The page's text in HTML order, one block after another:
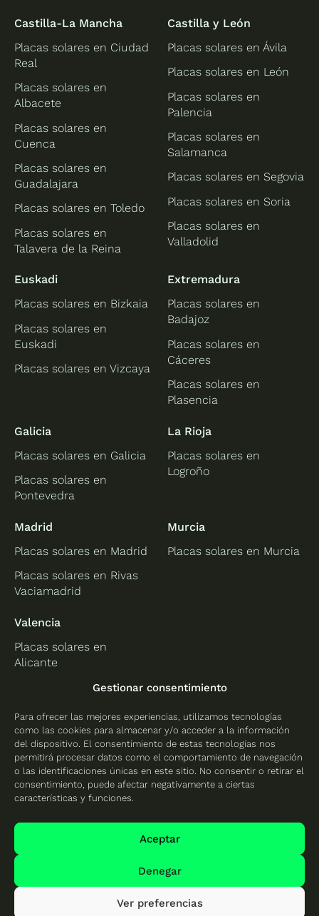
Gestionar consentimiento
Para ofrecer las mejores experiencias, utilizamos tecnologías
como las cookies para almacenar y/o acceder a la información
del dispositivo. El consentimiento de estas tecnologías nos
permitirá procesar datos como el comportamiento de navegación
o las identificaciones únicas en este sitio. No consentir o retirar el
consentimiento, puede afectar negativamente a ciertas
características y funciones.
Aceptar
Denegar
Ver preferencias
Castilla-La Mancha
Placas solares en Ciudad
Real
Placas solares en
Albacete
Placas solares en
Cuenca
Placas solares en
Guadalajara
Placas solares en Toledo
Placas solares en
Talavera de la Reina
Castilla y León
Placas solares en Ávila
Placas solares en León
Placas solares en
Palencia
Placas solares en
Salamanca
Placas solares en Segovia
Placas solares en Soria
Placas solares en
Valladolid
Euskadi
Placas solares en Bizkaia
Placas solares en
Euskadi
Placas solares en Vizcaya
Extremadura
Placas solares en
Badajoz
Placas solares en
Cáceres
Placas solares en
Plasencia
Galicia
Placas solares en Galicia
Placas solares en
Pontevedra
La Rioja
Placas solares en
Logroño
Madrid
Placas solares en Madrid
Placas solares en Rivas
Vaciamadrid
Murcia
Placas solares en Murcia
Valencia
Placas solares en
Alicante
Placas solares en
Placas solares en
Valencia
Protección de datos
Política de cookies
Mapa del sitio